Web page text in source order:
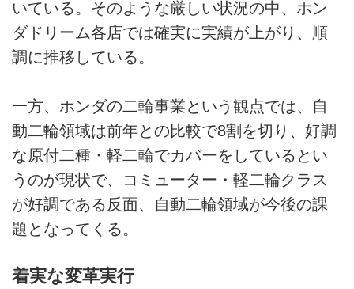
いている。そのような厳しい状況の中、ホン
ダドリーム各店では確実に実績が上がり、順
調に推移している。
一方、ホンダの二輪事業という観点では、自
動二輪領域は前年との比較で8割を切り、好調
な原付二種・軽二輪でカバーをしているとい
うのが現状で、コミューター・軽二輪クラス
が好調である反面、自動二輪領域が今後の課
題となってくる。
着実な変革実行